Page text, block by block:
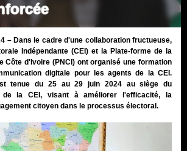
– Dans le cadre d'une collaboration fructueuse,
Indépendante (CEI) et la Plate-forme de la
Côte d'Ivoire (PNCI) ont organisé une formation
digitale pour les agents de la CEI.
tenue du 25 au 29 juin 2024 au siège du
de la CEI, visant à améliorer l'efficacité, la
citoyen dans le processus électoral.